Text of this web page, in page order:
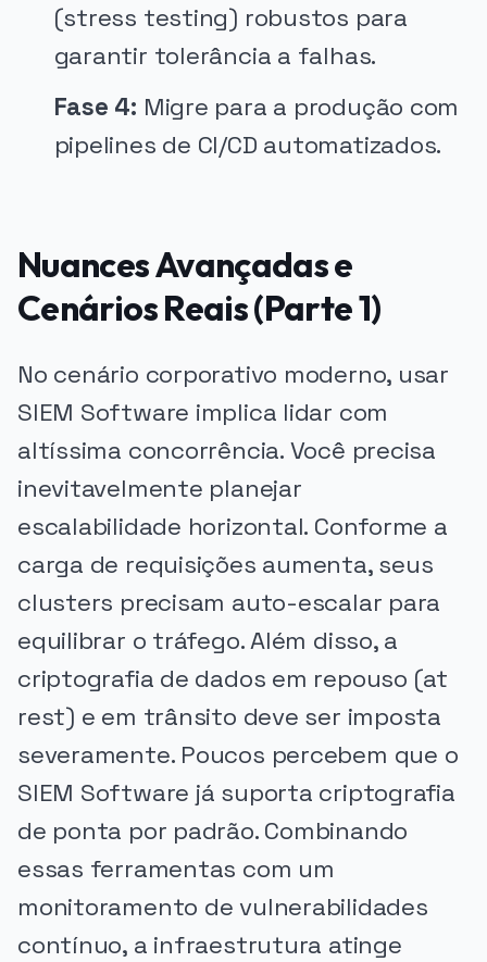
(stress testing) robustos para
garantir tolerância a falhas.
Fase 4: Migre para a produção com
pipelines de CI/CD automatizados.
Nuances Avançadas e
Cenários Reais (Parte 1)
No cenário corporativo moderno, usar
SIEM Software implica lidar com
altíssima concorrência. Você precisa
inevitavelmente planejar
escalabilidade horizontal. Conforme a
carga de requisições aumenta, seus
clusters precisam auto-escalar para
equilibrar o tráfego. Além disso, a
criptografia de dados em repouso (at
rest) e em trânsito deve ser imposta
severamente. Poucos percebem que o
SIEM Software já suporta criptografia
de ponta por padrão. Combinando
essas ferramentas com um
monitoramento de vulnerabilidades
contínuo, a infraestrutura atinge